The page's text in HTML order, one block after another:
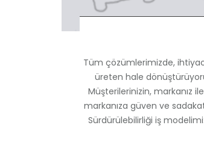
Tüm çözümlerimizde,
üreten hale
Müşterilerinizin, markanız
markanıza güven ve
Sürdürülebilirliği iş